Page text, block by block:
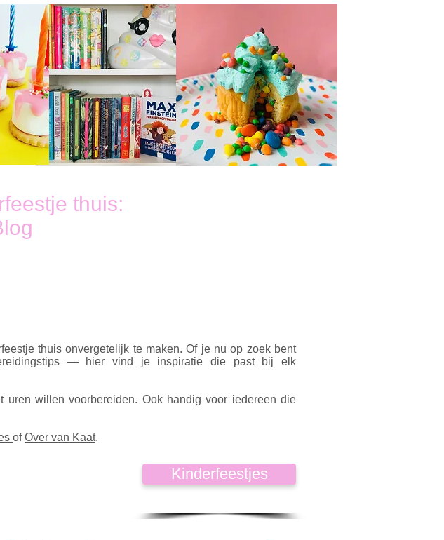
thuis:
thuis onvergetelijk te maken. Of je nu op zoek bent
— hier vind je inspiratie die past bij elk
willen voorbereiden. Ook handig voor iedereen die
ofOver van Kaat.
Kinderfeestjes